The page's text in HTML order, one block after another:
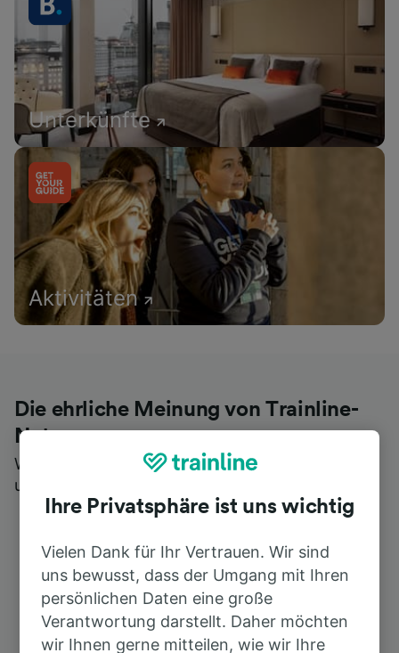
Unterkünfte
Aktivitäten
Die ehrliche Meinung von Trainline-
Nutzern
Wer könnte Ihnen besseres Feedback geben als
unsere Kunden selbst?
Ihre Privatsphäre ist uns wichtig
Vielen Dank für Ihr Vertrauen. Wir sind
uns bewusst, dass der Umgang mit Ihren
persönlichen Daten eine große
Verantwortung darstellt. Daher möchten
wir Ihnen gerne mitteilen, wie wir Ihre